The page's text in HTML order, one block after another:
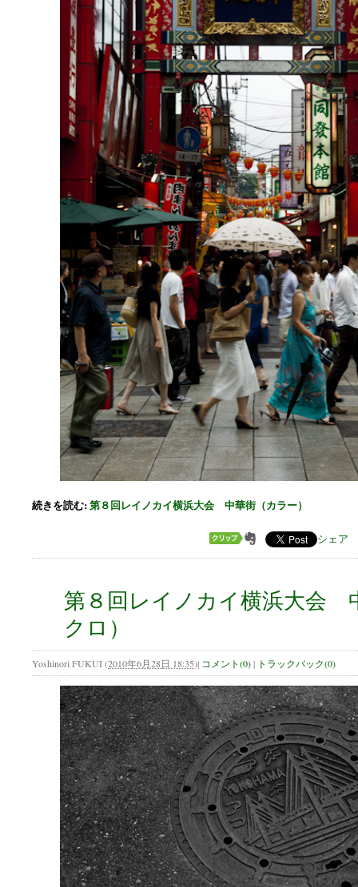
続きを読む:第８回レイノカイ横浜大会 中華街（カラー）
シェア
第８回レイノカイ横浜大会
クロ）
Yoshinori FUKUI(2010年6月28日 18:35)| コメント(0)| トラックバック(0)